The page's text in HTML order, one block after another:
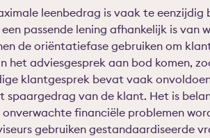
leenbedrag is vaak te
passende lening afhankelijk is van
de oriëntatiefase gebruiken om
het adviesgesprek aan bod komen,
klantgesprek bevat vaak
spaargedrag van de klant. Het is
financiële problemen
gebruiken gestandaardiseerde